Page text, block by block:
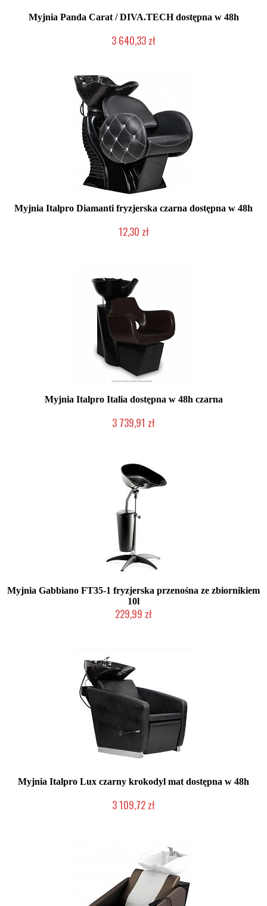
Myjnia Panda Carat / DIVA.TECH dostępna w 48h
3 640,33 zł
Myjnia Italpro Diamanti fryzjerska czarna dostępna w 48h
12,30 zł
Myjnia Italpro Italia dostępna w 48h czarna
3 739,91 zł
Myjnia Gabbiano FT35-1 fryzjerska przenośna ze zbiornikiem
10l
229,99 zł
Myjnia Italpro Lux czarny krokodyl mat dostępna w 48h
3 109,72 zł